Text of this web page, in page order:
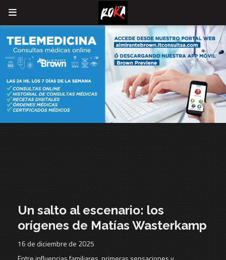
Un salto al escenario: los
orígenes de Matías Wasterkamp
16 de diciembre de 2025